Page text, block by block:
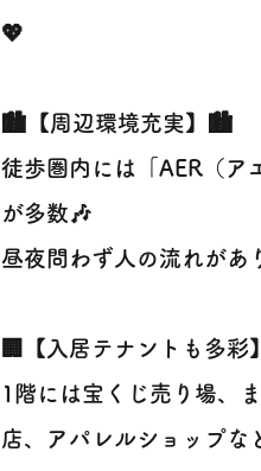
💖
🏙️【周辺環境充実】🏙️
徒歩圏内には「AER（ア
が多数🎶
昼夜問わず人の流れがあ
🏢【入居テナントも多彩
1階には宝くじ売り場、
店、アパレルショップな